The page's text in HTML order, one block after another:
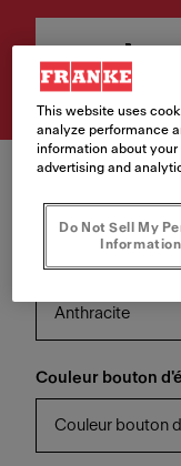
Couleur système
Anthracite
Couleur bouton
Couleur bouton
This website uses
analyze performance
information about
advertising and
Do Not Sell My
Information